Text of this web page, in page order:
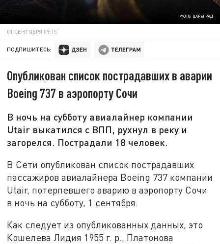
ФОТО: ЦАРЬГРАД
01 СЕНТЯБРЯ 09:15
ПОДПИШИТЕСЬ:
Опубликован список пострадавших в аварии
Boeing 737 в аэропорту Сочи
В ночь на субботу авиалайнер компании
Utair выкатился с ВПП, рухнул в реку и
загорелся. Пострадали 18 человек.
В Сети опубликован список пострадавших
пассажиров авиалайнера Boeing 737 компании
Utair, потерпевшего аварию в аэропорту Сочи
в ночь на субботу, 1 сентября.
Как следует из опубликованных данных, это
Кошелева Лидия 1955 г. р., Платонова